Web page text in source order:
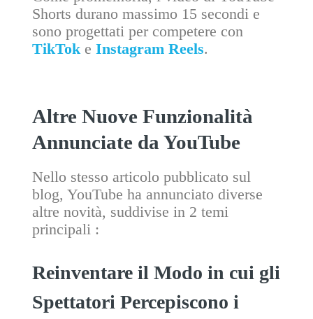
Shorts durano massimo 15 secondi e
sono progettati per competere con
TikTok eInstagram Reels.
Altre Nuove Funzionalità
Annunciate da YouTube
Nello stesso articolo pubblicato sul
blog, YouTube ha annunciato diverse
altre novità, suddivise in 2 temi
principali :
Reinventare il Modo in cui gli
Spettatori Percepiscono i